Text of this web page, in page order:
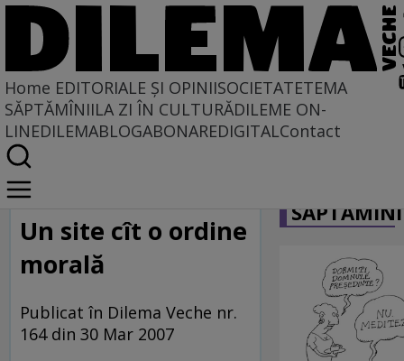
Home EDITORIALE ȘI OPINIISOCIETATETEMA
SĂPTĂMÎNIILA ZI ÎN CULTURĂDILEME ON-
LINEDILEMABLOGABONAREDIGITALContact
Home
La centru şi la margine
Un site cît o ordine
morală
Publicat în Dilema Veche nr.
164 din 30 Mar 2007